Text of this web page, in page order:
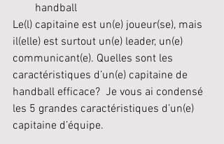
handball
Le(l) capitaine est un(e) joueur(se), mais
il(elle) est surtout un(e) leader, un(e)
communicant(e). Quelles sont les
caractéristiques d’un(e) capitaine de
handball efficace?  Je vous ai condensé
les 5 grandes caractéristiques d’un(e)
capitaine d’équipe.